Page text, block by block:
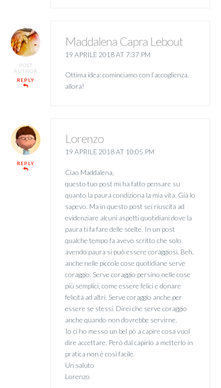
POST
AUTHOR
REPLY
Maddalena Capra Lebout
19 APRILE 2018 AT 7:37 PM
Ottima idea: cominciamo con l’accoglienza,
allora!
REPLY
Lorenzo
19 APRILE 2018 AT 10:05 PM
Ciao Maddalena,
questo tuo post mi ha fatto pensare su
quanto la paura condiziona la mia vita. Già lo
sapevo. Ma in questo post sei riuscita ad
evidenziare alcuni aspetti quotidiani dove la
paura ti fa fare delle scelte. In un post
qualche tempo fa avevo scritto che solo
avendo paura si può essere coraggiosi. Beh,
anche nelle piccole cose quotidiane serve
coraggio. Serve coraggio persino nelle cose
più semplici, come essere felici e donare
felicità ad altri. Serve coraggio anche per
essere se stessi. Direi che serve coraggio
anche quando non dovrebbe servirne.
Io ci ho messo un bel pò a capire cosa vuol
dire accettare. Però dal capirlo a metterlo in
pratica non è così facile.
Un saluto
Lorenzo